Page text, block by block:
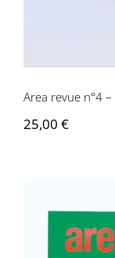
Area revue n°4
25,00 €